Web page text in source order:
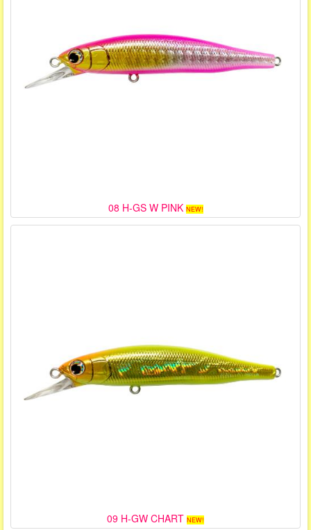
08 H-GS W PINK NEW!
09 H-GW CHART NEW!